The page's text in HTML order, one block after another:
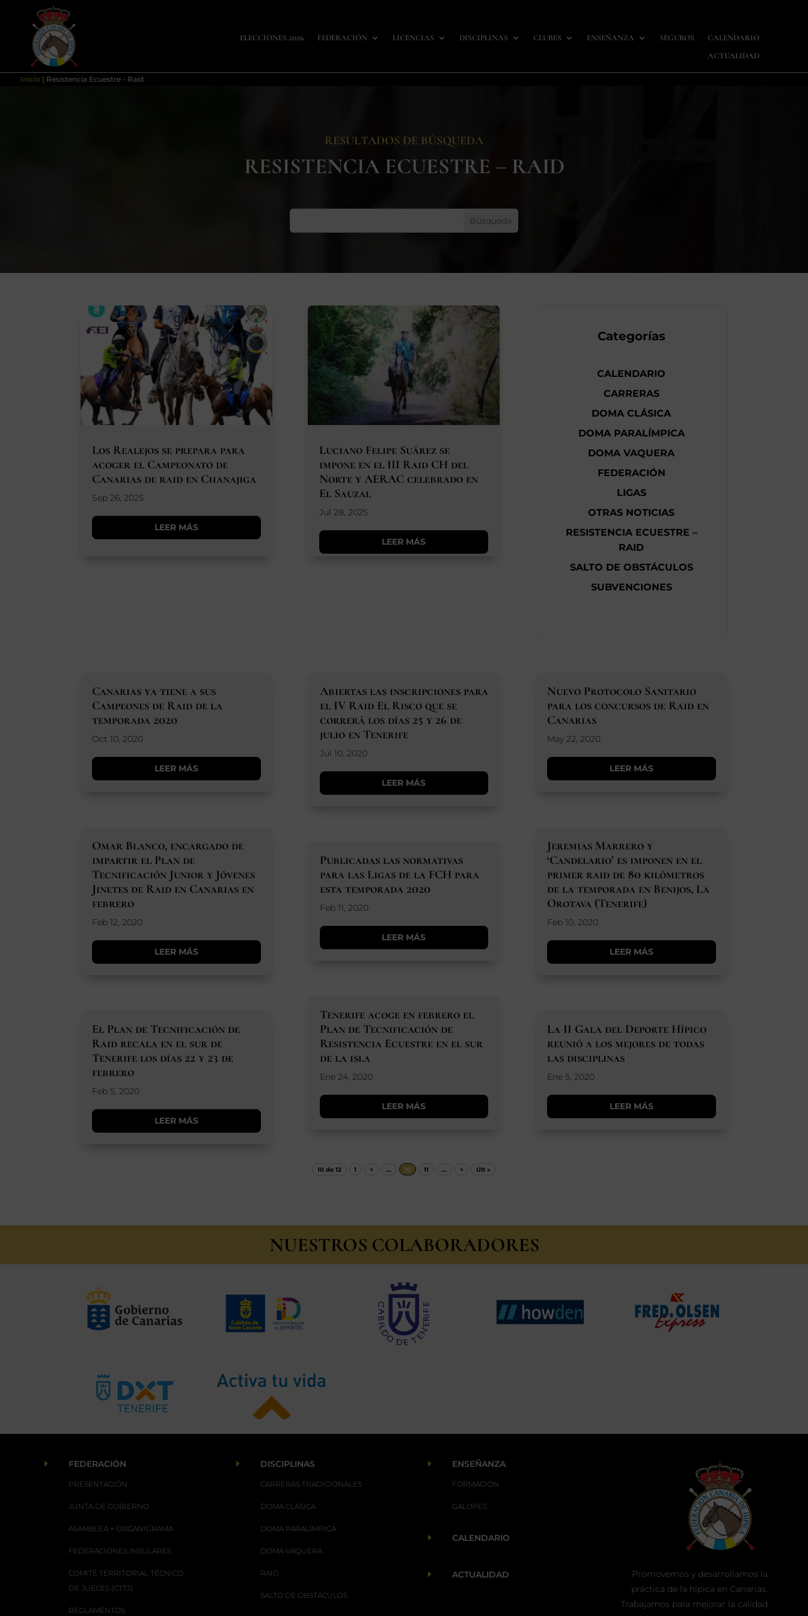
ELECCIONES 2026 FEDERACIÓN LICENCIAS DISCIPLINAS CLUBES ENSEÑANZA SEGUROS
CALENDARIO
ACTUALIDAD
Inicio | Resistencia Ecuestre - Raid
RESULTADOS DE BÚSQUEDA
RESISTENCIA ECUESTRE – RAID
Los Realejos se prepara para
acoger el Campeonato de
Canarias de raid en Chanajiga
Sep 26, 2025
LEER MÁS
Luciano Felipe Suárez se
impone en el III Raid CH del
Norte y AERAC celebrado en
El Sauzal
Jul 28, 2025
LEER MÁS
Categorías
CALENDARIO
CARRERAS
DOMA CLÁSICA
DOMA PARALÍMPICA
DOMA VAQUERA
FEDERACIÓN
LIGAS
OTRAS NOTICIAS
RESISTENCIA ECUESTRE –
RAID
SALTO DE OBSTÁCULOS
SUBVENCIONES
Canarias ya tiene a sus
Campeones de Raid de la
temporada 2020
Oct 10, 2020
LEER MÁS
Omar Blanco, encargado de
impartir el Plan de
Tecnificación Junior y Jóvenes
Jinetes de Raid en Canarias en
febrero
Feb 12, 2020
LEER MÁS
El Plan de Tecnificación de
Raid recala en el sur de
Tenerife los días 22 y 23 de
febrero
Feb 5, 2020
LEER MÁS
Abiertas las inscripciones para
el IV Raid El Risco que se
correrá los días 25 y 26 de
julio en Tenerife
Jul 10, 2020
LEER MÁS
Publicadas las normativas
para las Ligas de la FCH para
esta temporada 2020
Feb 11, 2020
LEER MÁS
Tenerife acoge en febrero el
Plan de Tecnificación de
Resistencia Ecuestre en el sur
de la isla
Ene 24, 2020
LEER MÁS
Nuevo Protocolo Sanitario
para los concursos de Raid en
Canarias
May 22, 2020
LEER MÁS
Jeremias Marrero y
‘Candelario’ es imponen en el
primer raid de 80 kilómetros
de la temporada en Benijos, La
Orotava (Tenerife)
Feb 10, 2020
LEER MÁS
La II Gala del Deporte Hípico
reunió a los mejores de todas
las disciplinas
Ene 5, 2020
LEER MÁS
10 de 12 1 < ... 10 11 ... > Últ »
NUESTROS COLABORADORES
E FEDERACIÓN
PRESENTACIÓN
JUNTA DE GOBIERNO
ASAMBLEA + ORGANIGRAMA
FEDERACIONES INSULARES
COMITÉ TERRITORIAL TÉCNICO
DE JUECES (CTTJ)
REGLAMENTOS
E DISCIPLINAS
CARRERAS TRADICIONALES
DOMA CLÁSICA
DOMA PARALÍMPICA
DOMA VAQUERA
RAID
SALTO DE OBSTÁCULOS
E ENSEÑANZA
FORMACIÓN
GALOPES
E CALENDARIO
E ACTUALIDAD
Promovemos y desarrollamos la
práctica de la hípica en Canarias.
Trabajamos para mejorar la calidad